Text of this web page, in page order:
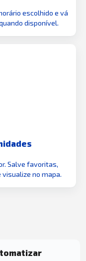
escolhido e vá
disponível.
Salve favoritas,
no mapa.